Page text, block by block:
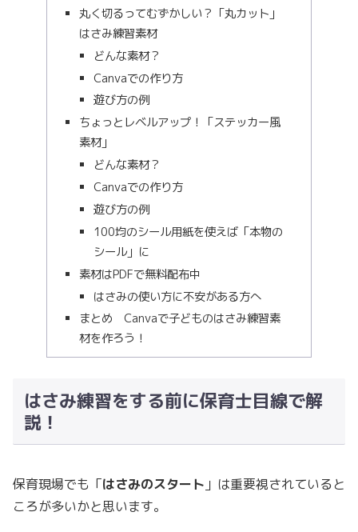
丸く切るってむずかしい？「丸カット」
はさみ練習素材
どんな素材？
Canvaでの作り方
遊び方の例
ちょっとレベルアップ！「ステッカー風
素材」
どんな素材？
Canvaでの作り方
遊び方の例
100均のシール用紙を使えば「本物の
シール」に
素材はPDFで無料配布中
はさみの使い方に不安がある方へ
まとめ Canvaで子どものはさみ練習素
材を作ろう！
はさみ練習をする前に保育士目線で解
説！
保育現場でも「はさみのスタート 」は重要視されていると
ころが多いかと思います。